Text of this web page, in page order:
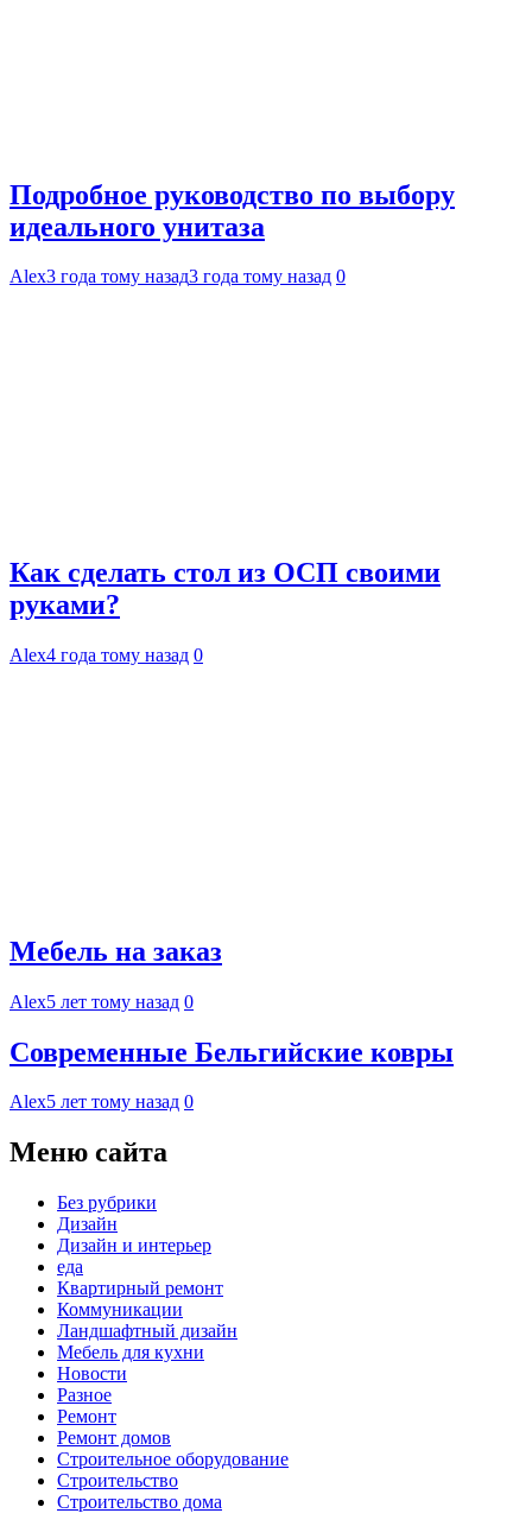
Подробное руководство по выбору
идеального унитаза
Alex3 года тому назад3 года тому назад 0
Как сделать стол из ОСП своими
руками?
Alex4 года тому назад 0
Мебель на заказ
Alex5 лет тому назад 0
Современные Бельгийские ковры
Alex5 лет тому назад 0
Меню сайта
Без рубрики
Дизайн
Дизайн и интерьер
еда
Квартирный ремонт
Коммуникации
Ландшафтный дизайн
Мебель для кухни
Новости
Разное
Ремонт
Ремонт домов
Строительное оборудование
Строительство
Строительство дома